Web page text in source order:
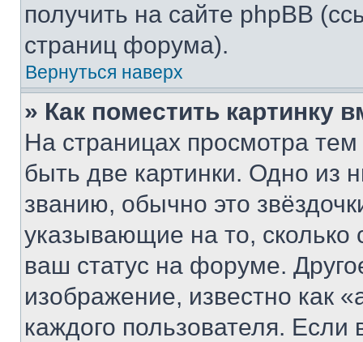
получить на сайте phpBB
страниц форума).
Вернуться наверх
» Как поместить картинку
На страницах просмотра
быть две картинки. Одно из
званию, обычно это
указывающие на то,
ваш статус на форуме.
изображение, известно как
каждого пользователя.